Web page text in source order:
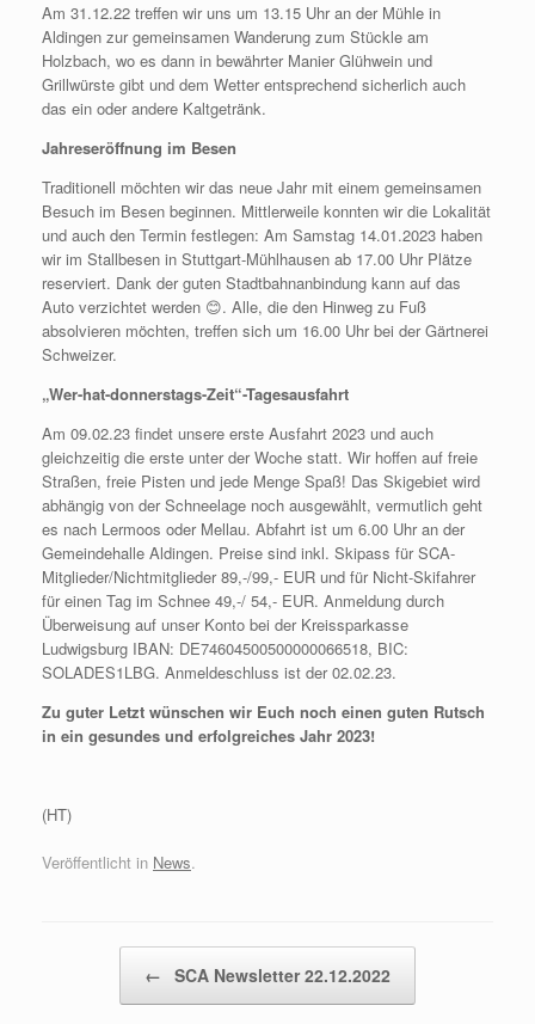
Am 31.12.22 treffen wir uns um 13.15 Uhr an der Mühle in
Aldingen zur gemeinsamen Wanderung zum Stückle am
Holzbach, wo es dann in bewährter Manier Glühwein und
Grillwürste gibt und dem Wetter entsprechend sicherlich auch
das ein oder andere Kaltgetränk.
Jahreseröffnung im Besen
Traditionell möchten wir das neue Jahr mit einem gemeinsamen
Besuch im Besen beginnen. Mittlerweile konnten wir die Lokalität
und auch den Termin festlegen: Am Samstag 14.01.2023 haben
wir im Stallbesen in Stuttgart-Mühlhausen ab 17.00 Uhr Plätze
reserviert. Dank der guten Stadtbahnanbindung kann auf das
Auto verzichtet werden 😊. Alle, die den Hinweg zu Fuß
absolvieren möchten, treffen sich um 16.00 Uhr bei der Gärtnerei
Schweizer.
„Wer-hat-donnerstags-Zeit“-Tagesausfahrt
Am 09.02.23 findet unsere erste Ausfahrt 2023 und auch
gleichzeitig die erste unter der Woche statt. Wir hoffen auf freie
Straßen, freie Pisten und jede Menge Spaß! Das Skigebiet wird
abhängig von der Schneelage noch ausgewählt, vermutlich geht
es nach Lermoos oder Mellau. Abfahrt ist um 6.00 Uhr an der
Gemeindehalle Aldingen. Preise sind inkl. Skipass für SCA-
Mitglieder/Nichtmitglieder 89,-/99,- EUR und für Nicht-Skifahrer
für einen Tag im Schnee 49,-/ 54,- EUR. Anmeldung durch
Überweisung auf unser Konto bei der Kreissparkasse
Ludwigsburg IBAN: DE74604500500000066518, BIC:
SOLADES1LBG. Anmeldeschluss ist der 02.02.23.
Zu guter Letzt wünschen wir Euch noch einen guten Rutsch
in ein gesundes und erfolgreiches Jahr 2023!
(HT)
Veröffentlicht in News.
← SCA Newsletter 22.12.2022